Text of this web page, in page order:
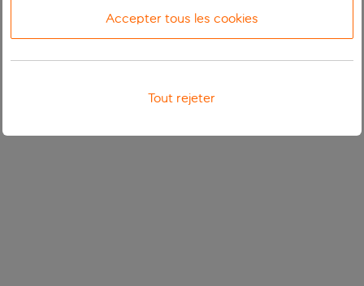
Accepter tous les cookies
Tout rejeter